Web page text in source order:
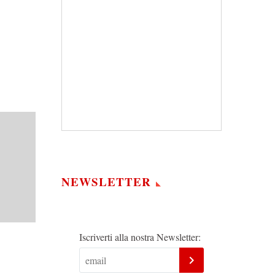
NEWSLETTER
Iscriverti alla nostra Newsletter: